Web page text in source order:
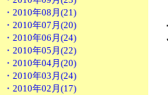
・2010年08月(21)
・2010年07月(20)
・2010年06月(24)
・2010年05月(22)
・2010年04月(20)
・2010年03月(24)
・2010年02月(17)